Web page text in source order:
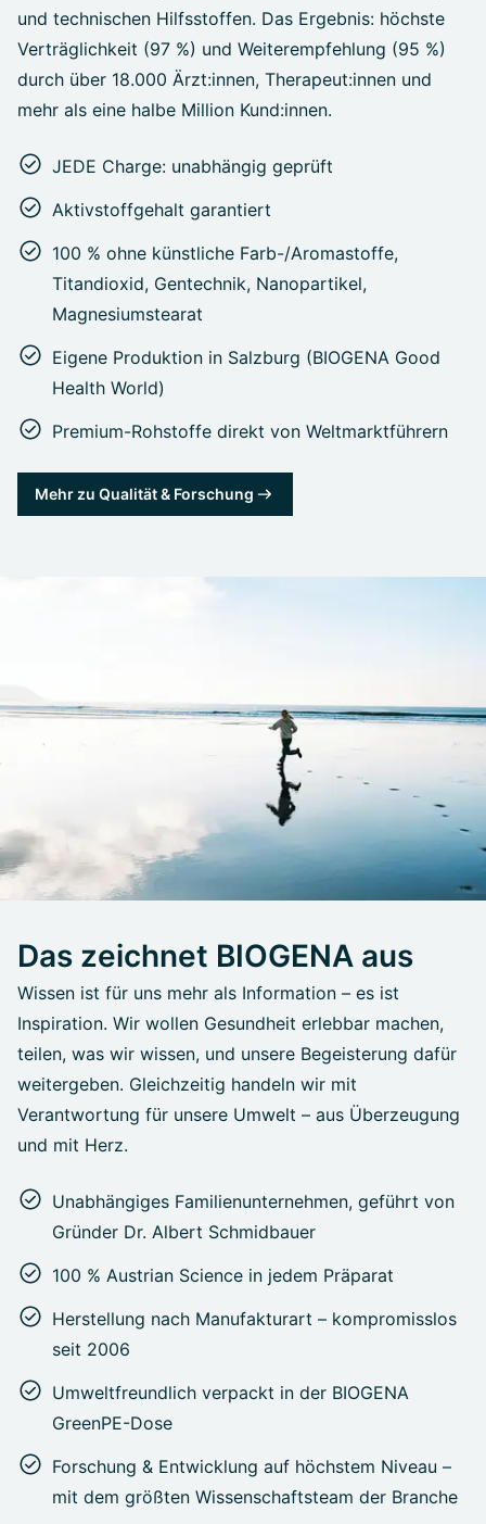
und technischen Hilfsstoffen. Das Ergebnis: höchste
Verträglichkeit (97 %) und Weiterempfehlung (95 %)
durch über 18.000 Ärzt:innen, Therapeut:innen und
mehr als eine halbe Million Kund:innen.
JEDE Charge: unabhängig geprüft
Aktivstoffgehalt garantiert
100 % ohne künstliche Farb-/Aromastoffe,
Titandioxid, Gentechnik, Nanopartikel,
Magnesiumstearat
Eigene Produktion in Salzburg (BIOGENA Good
Health World)
Premium-Rohstoffe direkt von Weltmarktführern
Mehr zu Qualität & Forschung
Das zeichnet BIOGENA aus
Wissen ist für uns mehr als Information – es ist
Inspiration. Wir wollen Gesundheit erlebbar machen,
teilen, was wir wissen, und unsere Begeisterung dafür
weitergeben. Gleichzeitig handeln wir mit
Verantwortung für unsere Umwelt – aus Überzeugung
und mit Herz.
Unabhängiges Familienunternehmen, geführt von
Gründer Dr. Albert Schmidbauer
100 % Austrian Science in jedem Präparat
Herstellung nach Manufakturart – kompromisslos
seit 2006
Umweltfreundlich verpackt in der BIOGENA
GreenPE-Dose
Forschung & Entwicklung auf höchstem Niveau –
mit dem größten Wissenschaftsteam der Branche